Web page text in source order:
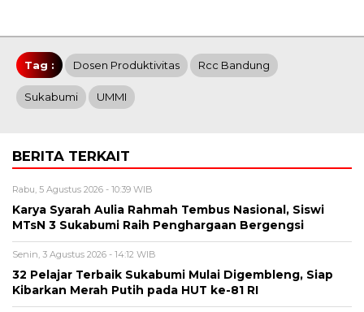
Tag : Dosen Produktivitas Rcc Bandung
Sukabumi UMMI
BERITA TERKAIT
Rabu, 5 Agustus 2026 - 10:39 WIB
Karya Syarah Aulia Rahmah Tembus Nasional, Siswi
MTsN 3 Sukabumi Raih Penghargaan Bergengsi
Senin, 3 Agustus 2026 - 14:12 WIB
32 Pelajar Terbaik Sukabumi Mulai Digembleng, Siap
Kibarkan Merah Putih pada HUT ke-81 RI